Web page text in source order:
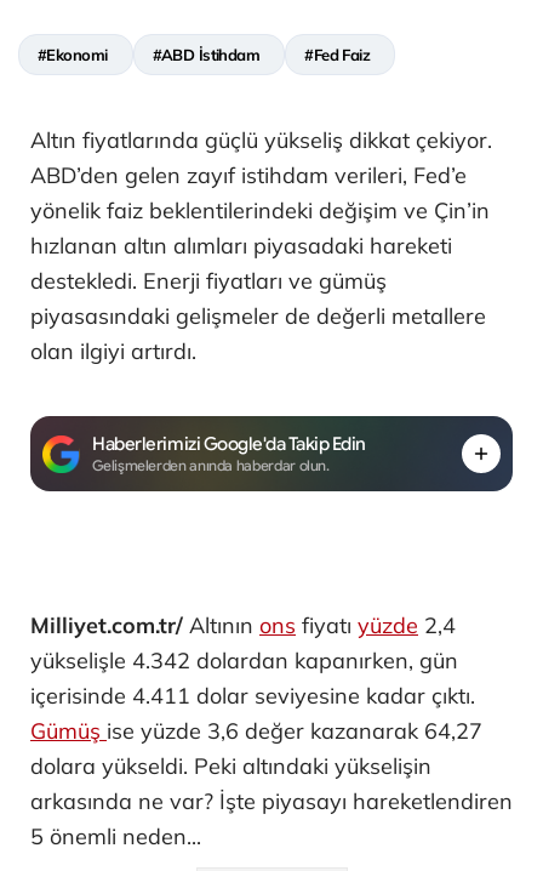
#Ekonomi #ABD İstihdam #Fed Faiz
Altın fiyatlarında güçlü yükseliş dikkat çekiyor.
ABD’den gelen zayıf istihdam verileri, Fed’e
yönelik faiz beklentilerindeki değişim ve Çin’in
hızlanan altın alımları piyasadaki hareketi
destekledi. Enerji fiyatları ve gümüş
piyasasındaki gelişmeler de değerli metallere
olan ilgiyi artırdı.
Haberlerimizi Google'da Takip Edin
Gelişmelerden anında haberdar olun.
Milliyet.com.tr/ Altının ons fiyatı yüzde 2,4
yükselişle 4.342 dolardan kapanırken, gün
içerisinde 4.411 dolar seviyesine kadar çıktı.
Gümüş ise yüzde 3,6 değer kazanarak 64,27
dolara yükseldi. Peki altındaki yükselişin
arkasında ne var? İşte piyasayı hareketlendiren
5 önemli neden...